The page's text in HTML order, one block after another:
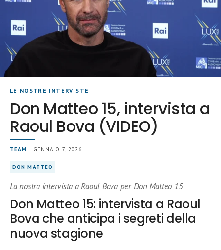
LE NOSTRE INTERVISTE
Don Matteo 15, intervista a
Raoul Bova (VIDEO)
TEAM | GENNAIO 7, 2026
DON MATTEO
La nostra intervista a Raoul Bova per Don Matteo 15
Don Matteo 15: intervista a Raoul
Bova che anticipa i segreti della
nuova stagione